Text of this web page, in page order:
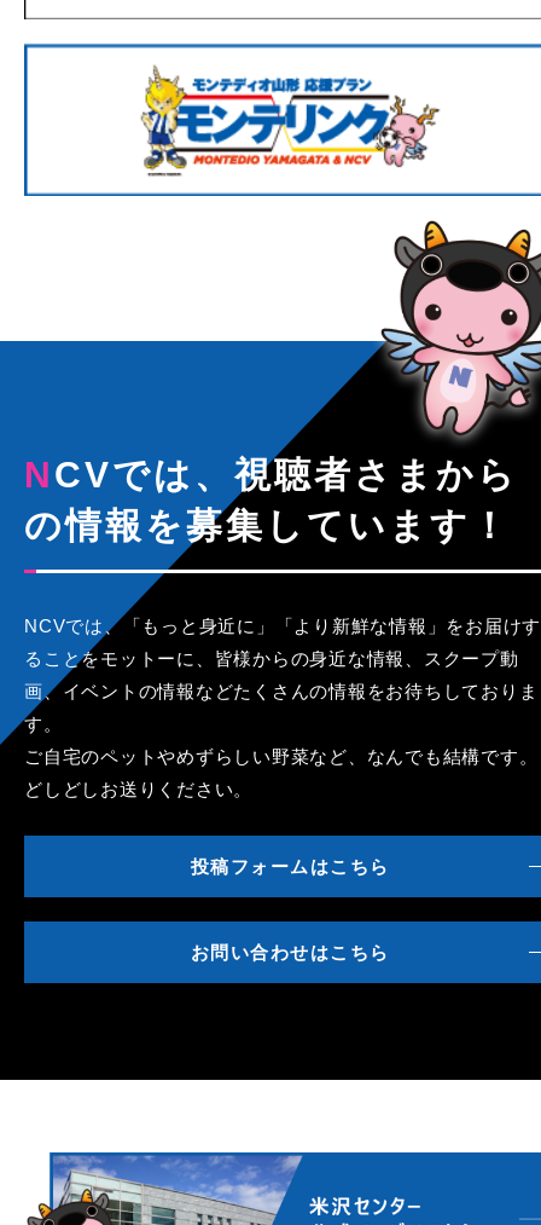
NCVでは、視聴者さまから
の情報を募集しています！
NCVでは、「もっと身近に」「より新鮮な情報」をお届けす
ることをモットーに、皆様からの身近な情報、スクープ動
画、イベントの情報などたくさんの情報をお待ちしておりま
す。
ご自宅のペットやめずらしい野菜など、なんでも結構です。
どしどしお送りください。
投稿フォームはこちら
お問い合わせはこちら